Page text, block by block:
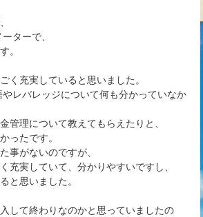
ターで、
。
く充実していると思いました。
レバレッジについて何も分かっていなか
管理について教えてもらえたりと、
ったです。
事がないのですが、
充実していて、分かりやすいですし、
と思いました。
して終わりなのかと思っていましたの